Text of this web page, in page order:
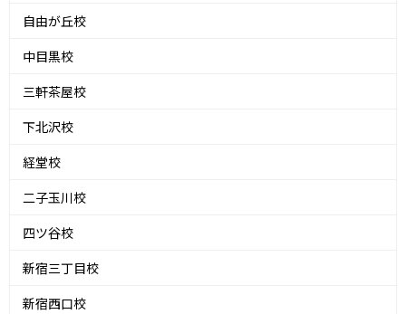
自由が丘校
中目黒校
三軒茶屋校
下北沢校
経堂校
二子玉川校
四ツ谷校
新宿三丁目校
新宿西口校